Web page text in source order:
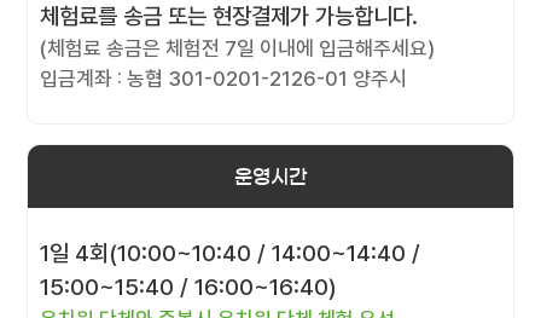
체험료를 송금 또는 현장결제가 가능합니다.
(체험료 송금은 체험전 7일 이내에 입금해주세요)
입금계좌 : 농협 301-0201-2126-01 양주시
운영시간
1일 4회(10:00~10:40 / 14:00~14:40 /
15:00~15:40 / 16:00~16:40)